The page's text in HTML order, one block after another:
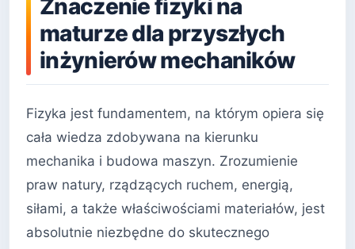
Znaczenie fizyki na
maturze dla przyszłych
inżynierów mechaników
Fizyka jest fundamentem, na którym opiera się
cała wiedza zdobywana na kierunku
mechanika i budowa maszyn. Zrozumienie
praw natury, rządzących ruchem, energią,
siłami, a także właściwościami materiałów, jest
absolutnie niezbędne do skutecznego